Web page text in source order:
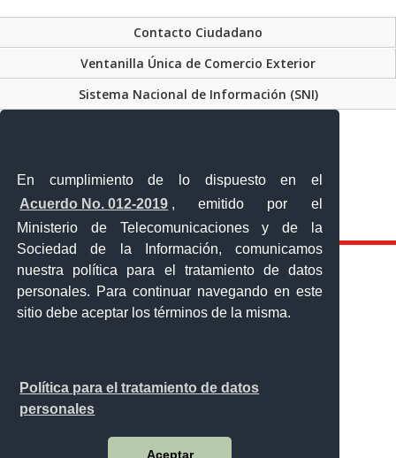
En cumplimiento de lo dispuesto en el
Acuerdo No. 012-2019 , emitido por el
Ministerio de Telecomunicaciones y de la
Sociedad de la Información, comunicamos
nuestra política para el tratamiento de datos
personales. Para continuar navegando en este
sitio debe aceptar los términos de la misma.
Política para el tratamiento de datos
personales
Aceptar
Contacto Ciudadano
Ventanilla Única de Comercio Exterior
Sistema Nacional de Información (SNI)
Calle 12 de febrero y Vicente Rocafuerte
Orellana - Ecuador
Teléfono: 593-06 230-0646